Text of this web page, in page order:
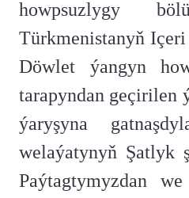
howpsuzlygy
Türkmenistanyň
Döwlet ýangyn
tarapyndan geçirilen
ýaryşyna
welaýatynyň Şatlyk
Paýtagtymyzdan